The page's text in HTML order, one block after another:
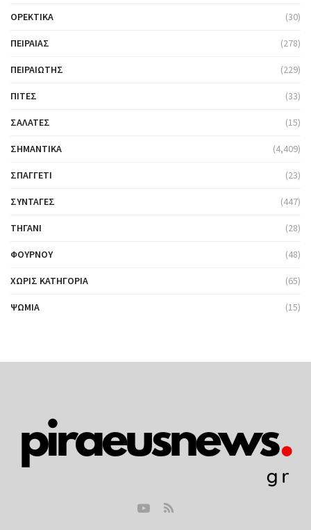
ΟΡΕΚΤΙΚΆ (30)
ΠΕΙΡΑΙΆΣ (278)
ΠΕΙΡΑΙΏΤΗΣ (229)
ΠΊΤΕΣ (33)
ΣΑΛΆΤΕΣ (15)
ΣΗΜΑΝΤΙΚΆ (4,409)
ΣΠΑΓΓΈΤΙ (23)
ΣΥΝΤΑΓΈΣ (447)
ΤΗΓΆΝΙ (28)
ΦΟΎΡΝΟΥ (48)
ΧΩΡΊΣ ΚΑΤΗΓΟΡΊΑ (65)
ΨΩΜΙΆ (15)